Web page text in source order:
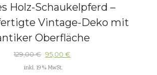
Holz-Schaukelpferd –
Vintage-Deko mit
Oberfläche
129,00€ 95,00 €
inkl. 19 % MwSt.